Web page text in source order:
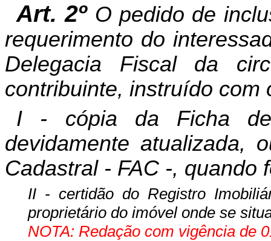
Art. 2º O pedido de
requerimento do
Delegacia Fiscal da
contribuinte, instruído com
I - cópia da Ficha
devidamente atualizada,
Cadastral - FAC -, quando
II - certidão do Registro
proprietário do imóvel onde se
NOTA: Redação com vigência de